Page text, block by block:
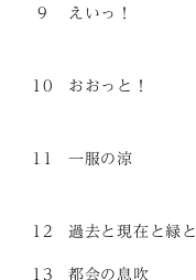
9 えいっ！
10 おおっと！
11 一服の涼
12 過去と現在と緑と
13 都会の息吹